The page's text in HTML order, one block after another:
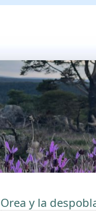
Orea y la